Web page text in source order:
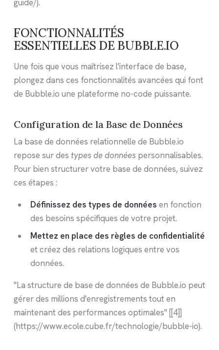
guide/).
FONCTIONNALITÉS
ESSENTIELLES DE BUBBLE.IO
Une fois que vous maîtrisez l'interface de base,
plongez dans ces fonctionnalités avancées qui font
de Bubble.io une plateforme no-code puissante.
Configuration de la Base de Données
La base de données relationnelle de Bubble.io
repose sur des types de données personnalisables.
Pour bien structurer votre base de données, suivez
ces étapes :
Définissez des types de données en fonction
des besoins spécifiques de votre projet.
Mettez en place des règles de confidentialité
et créez des relations logiques entre vos
données.
"La structure de base de données de Bubble.io peut
gérer des millions d'enregistrements tout en
maintenant des performances optimales" [[4]]
(https://www.ecole.cube.fr/technologie/bubble-io).